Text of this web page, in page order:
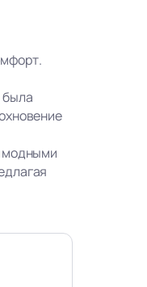
была
модными